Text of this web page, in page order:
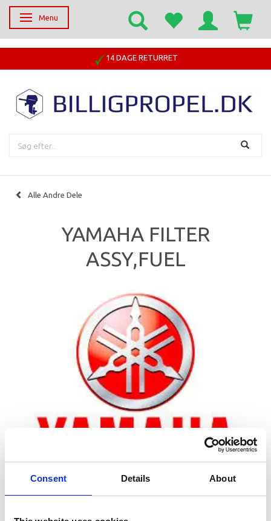
Consent Details About
Skifte navigation
Menu
14 DAGE RETURRET
Alle Andre Dele
YAMAHA FILTER
ASSY,FUEL